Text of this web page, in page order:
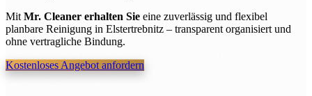
Mit Mr. Cleaner erhalten Sie eine zuverlässig und flexibel
planbare Reinigung in Elstertrebnitz – transparent organisiert und
ohne vertragliche Bindung.
Kostenloses Angebot anfordern